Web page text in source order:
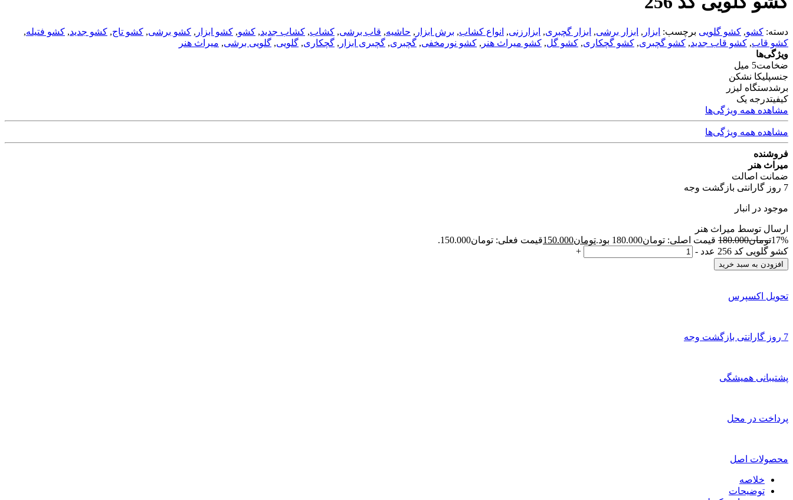
دسته: کشو, کشو گلویی برچسب: ابزار , ابزار برشی, ابزار گچبری, ابزارزنی, انواع کشاب, برش ابزار , حاشیه, قاب برشی, کشاب, کشاب جدید, کشو, کشو ابزار , کشو برشی, کشو تاج, کشو جدید, کشو فتیله,
کشو قاب, کشو قاب جدید, کشو گچبری, کشو گچکاری, کشو گل, کشو میراث هنر , کشو نورمخفی, گچبری, گچبری ابزار , گچکاری, گلویی, گلویی برشی, میراث هنر
ویژگی‌ها
ضخامت5 میل
جنسپلیکا نشکن
برشدستگاه لیزر
کیفیتدرجه یک
مشاهده همه ویژگی‌ها
مشاهده همه ویژگی‌ها
فروشنده
میراث هنر
ضمانت اصالت
7 روز گارانتی بازگشت وجه
موجود در انبار
ارسال توسط میراث هنر
17%تومان180.000 قیمت اصلی: تومان180.000 بود. تومان150.000قیمت فعلی: تومان150.000.
کشو گلویی کد 256 عدد
-
+
افزودن به سبد خرید
تحویل اکسپرس
7 روز گارانتی بازگشت وجه
پشتیبانی همیشگی
پرداخت در محل
محصولات اصل
خلاصه
توضیحات